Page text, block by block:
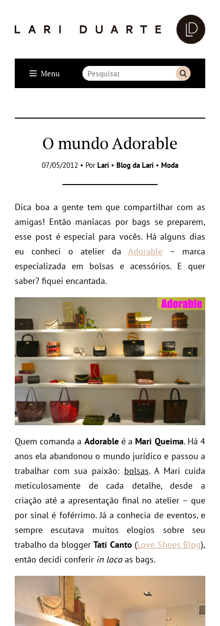
Menu
O mundo Adorable
07/05/2012 • Por Lari • Blog da Lari • Moda
Dica boa a gente tem que compartilhar com as
amigas! Então maníacas por bags se preparem,
esse post é especial para vocês. Há alguns dias
eu conheci o atelier da Adorable – marca
especializada em bolsas e acessórios. E quer
saber? fiquei encantada.
Quem comanda a Adorableé a Mari Queima. Há 4
anos ela abandonou o mundo jurídico e passou a
trabalhar com sua paixão: bolsas. A Mari cuida
meticulosamente de cada detalhe, desde a
criação até a apresentação final no atelier – que
por sinal é foférrimo. Já a conhecia de eventos, e
sempre escutava muitos elogios sobre seu
trabalho da bloggerTati Canto (Love Shoes Blog),
então decidi conferir in locoas bags.